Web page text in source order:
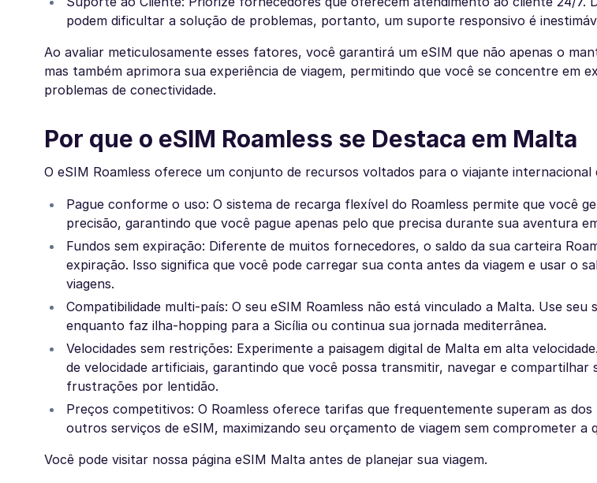
podem dificultar a solução de problemas, portanto, um suporte responsivo é
Ao avaliar meticulosamente esses fatores, você garantirá um eSIM que não apenas o
mas também aprimora sua experiência de viagem, permitindo que você se concentre em
problemas de conectividade.
Por que o eSIM Roamless se Destaca em Malta
O eSIM Roamless oferece um conjunto de recursos voltados para o viajante internacional
Pague conforme o uso: O sistema de recarga flexível do Roamless permite que você
precisão, garantindo que você pague apenas pelo que precisa durante sua aventura
Fundos sem expiração: Diferente de muitos fornecedores, o saldo da sua carteira
expiração. Isso significa que você pode carregar sua conta antes da viagem e usar o
viagens.
Compatibilidade multi-país: O seu eSIM Roamless não está vinculado a Malta. Use
enquanto faz ilha-hopping para a Sicília ou continua sua jornada mediterrânea.
Velocidades sem restrições: Experimente a paisagem digital de Malta em alta
de velocidade artificiais, garantindo que você possa transmitir, navegar e compartilhar
frustrações por lentidão.
Preços competitivos: O Roamless oferece tarifas que frequentemente superam as
outros serviços de eSIM, maximizando seu orçamento de viagem sem comprometer a
Você pode visitar nossa página eSIM Malta antes de planejar sua viagem.